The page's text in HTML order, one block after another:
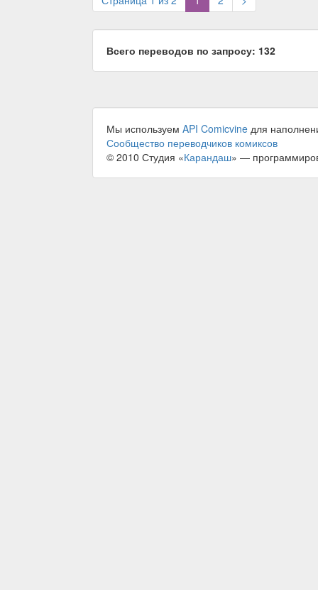
Всего переводов по запросу: 132
Мы используем API Comicvine для
Сообщество переводчиков комиксов
© 2010 Студия «Карандаш» —